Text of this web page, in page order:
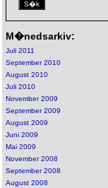
M�nedsarkiv:
Juli 2011
September 2010
August 2010
Juli 2010
November 2009
September 2009
August 2009
Juni 2009
Mai 2009
November 2008
September 2008
August 2008